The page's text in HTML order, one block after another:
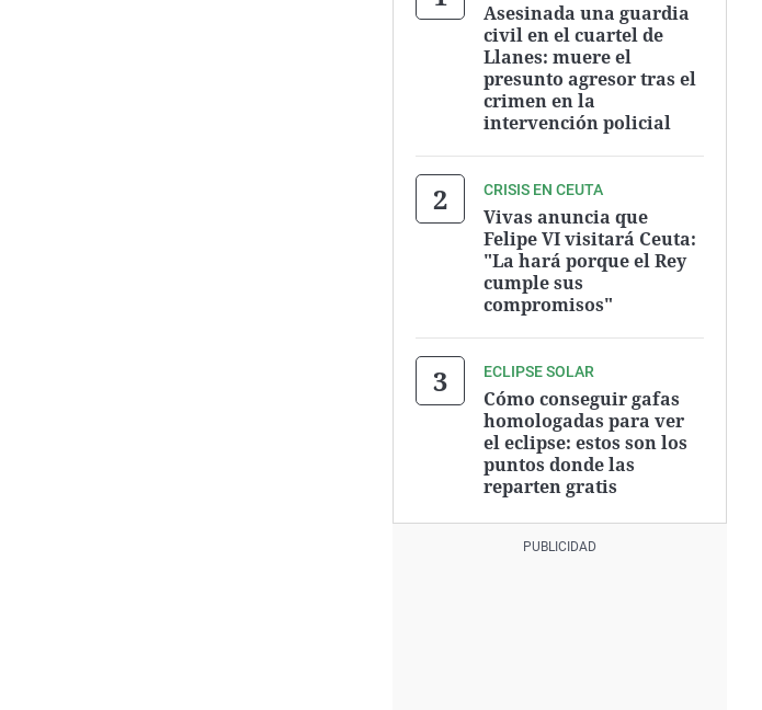
Asesinada una guardia
civil en el cuartel de
Llanes: muere el
presunto agresor tras el
crimen en la
intervención policial
CRISIS EN CEUTA
Vivas anuncia que
Felipe VI visitará Ceuta:
"La hará porque el Rey
cumple sus
compromisos"
ECLIPSE SOLAR
Cómo conseguir gafas
homologadas para ver
el eclipse: estos son los
puntos donde las
reparten gratis